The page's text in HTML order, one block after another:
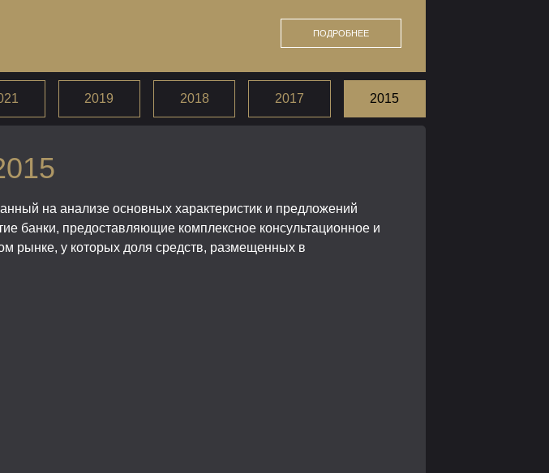
ПОДРОБНЕЕ
2019 2018 2017 2015
на анализе основных характеристик и предложений
банки, предоставляющие комплексное консультационное и
рынке, у которых доля средств, размещенных в